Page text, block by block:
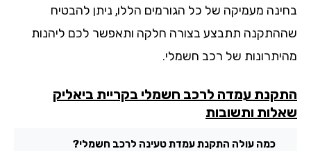
מעמיקה של כל הגורמים הללו, ניתן להבטיח
תתבצע בצורה חלקה ותאפשר לכם ליהנות
של רכב חשמלי.
עמדה לרכב חשמלי בקריית ביאליק
ותשובות
כמה עולה התקנת עמדת טעינה לרכב חשמלי?